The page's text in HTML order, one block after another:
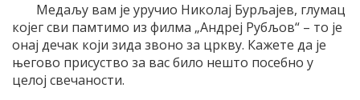
Медаљу вам је уручио Николај Бурљајев, глумац
којег сви памтимо из филма „Андреј Рубљов“ – то је
онај дечак који зида звоно за цркву. Кажете да је
његово присуство за вас било нешто посебно у
целој свечаности.